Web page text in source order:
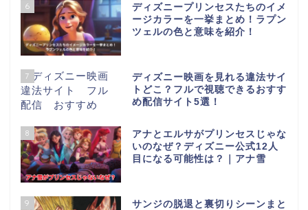
6
ディズニープリンセスたちのイメ
ージカラーを一挙まとめ！ラプン
ツェルの色と意味を紹介！
7
ディズニー映画を見れる違法サイ
トどこ？フルで視聴できるおすす
め配信サイト5選！
8
アナとエルサがプリンセスじゃな
いのなぜ？ディズニー公式12人
目になる可能性は？｜アナ雪
9
サンジの脱退と裏切りシーンまと